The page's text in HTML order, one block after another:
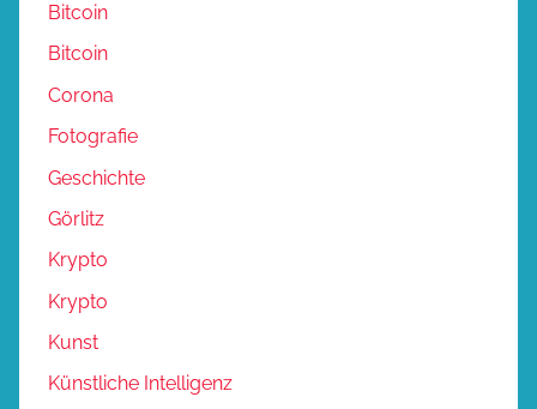
Bitcoin
Bitcoin
Corona
Fotografie
Geschichte
Görlitz
Krypto
Krypto
Kunst
Künstliche Intelligenz